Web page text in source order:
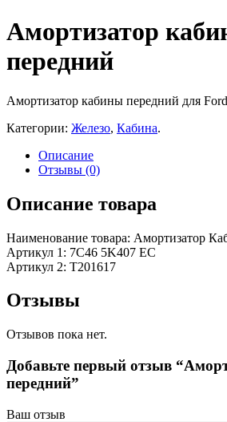
Амортизатор
передний
Амортизатор кабины передний для
Категории: Железо, Кабина.
Описание
Отзывы (0)
Описание товара
Наименование товара: Амортизатор
Артикул 1: 7C46 5K407 EC
Артикул 2: T201617
Отзывы
Отзывов пока нет.
Добавьте первый отзыв
передний”
Ваш отзыв